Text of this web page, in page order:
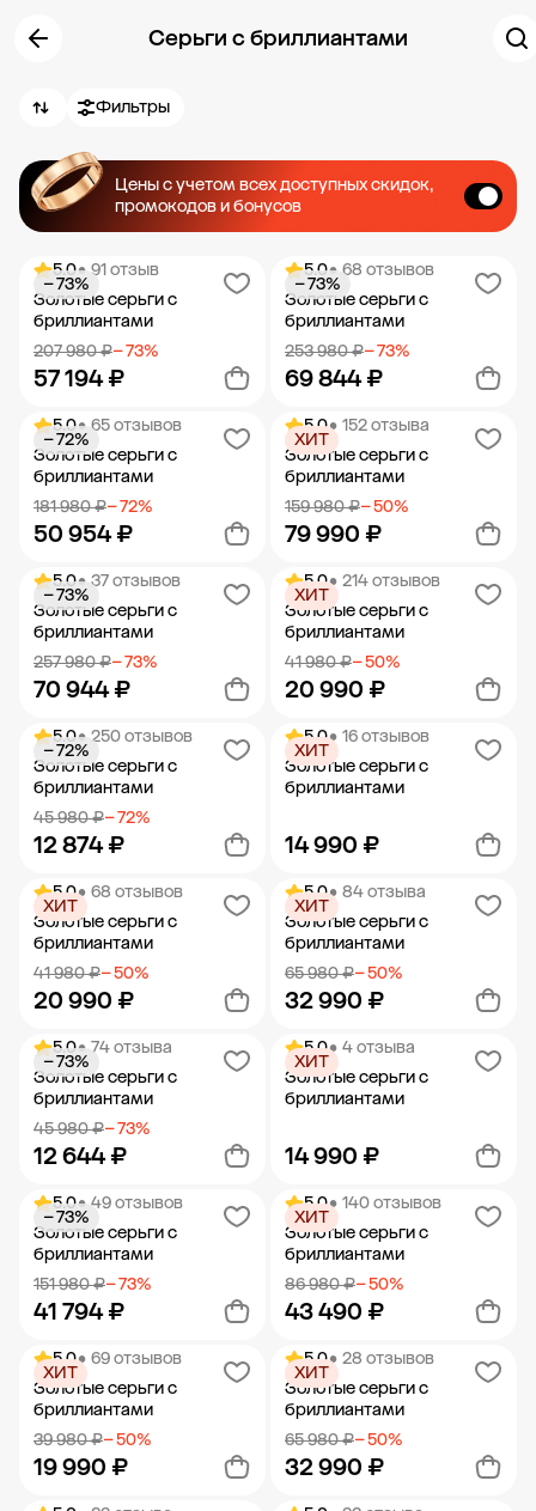
Серьги с бриллиантами
Фильтры
Цены с учетом всех доступных скидок,
промокодов и бонусов
5.0• 91 отзыв
Золотые серьги с
бриллиантами
207 980 ₽− 73%
57 194 ₽
− 73%
Добавить в корзину
5.0• 68 отзывов
Золотые серьги с
бриллиантами
253 980 ₽− 73%
69 844 ₽
− 73%
Добавить в корзину
5.0• 65 отзывов
Золотые серьги с
бриллиантами
181 980 ₽− 72%
50 954 ₽
− 72%
Добавить в корзину
5.0• 152 отзыва
Золотые серьги с
бриллиантами
159 980 ₽− 50%
79 990 ₽
ХИТ
Добавить в корзину
5.0• 37 отзывов
Золотые серьги с
бриллиантами
257 980 ₽− 73%
70 944 ₽
− 73%
Добавить в корзину
5.0• 214 отзывов
Золотые серьги с
бриллиантами
41 980 ₽− 50%
20 990 ₽
ХИТ
Добавить в корзину
5.0• 250 отзывов
Золотые серьги с
бриллиантами
45 980 ₽− 72%
12 874 ₽
− 72%
Добавить в корзину
5.0• 16 отзывов
Золотые серьги с
бриллиантами
14 990 ₽
ХИТ
Добавить в корзину
5.0• 68 отзывов
Золотые серьги с
бриллиантами
41 980 ₽− 50%
20 990 ₽
ХИТ
Добавить в корзину
5.0• 84 отзыва
Золотые серьги с
бриллиантами
65 980 ₽− 50%
32 990 ₽
ХИТ
Добавить в корзину
5.0• 74 отзыва
Золотые серьги с
бриллиантами
45 980 ₽− 73%
12 644 ₽
− 73%
Добавить в корзину
5.0• 4 отзыва
Золотые серьги с
бриллиантами
14 990 ₽
ХИТ
Добавить в корзину
5.0• 49 отзывов
Золотые серьги с
бриллиантами
151 980 ₽− 73%
41 794 ₽
− 73%
Добавить в корзину
5.0• 140 отзывов
Золотые серьги с
бриллиантами
86 980 ₽− 50%
43 490 ₽
ХИТ
Добавить в корзину
5.0• 69 отзывов
Золотые серьги с
бриллиантами
39 980 ₽− 50%
19 990 ₽
ХИТ
5.0• 28 отзывов
Золотые серьги с
бриллиантами
65 980 ₽− 50%
32 990 ₽
ХИТ